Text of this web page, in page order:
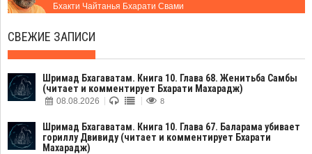
Бхакти Чайтанья Бхарати Свами
СВЕЖИЕ ЗАПИСИ
Шримад Бхагаватам. Книга 10. Глава 68. Женитьба Самбы
(читает и комментирует Бхарати Махарадж)
08.08.2026 8
Шримад Бхагаватам. Книга 10. Глава 67. Баларама убивает
гориллу Двивиду (читает и комментирует Бхарати
Махарадж)